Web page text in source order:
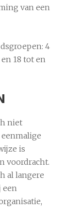
van een
4
18 tot en
niet
is
voordracht.
al langere
een